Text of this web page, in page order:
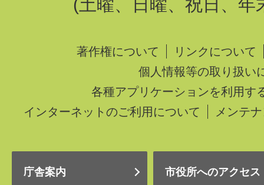
(土曜、日曜、祝日、年
著作権について
リンクについて
個人情報等の取り扱い
各種アプリケーションを利用す
インターネットのご利用について
メンテ
庁舎案内 市役所へのアクセス